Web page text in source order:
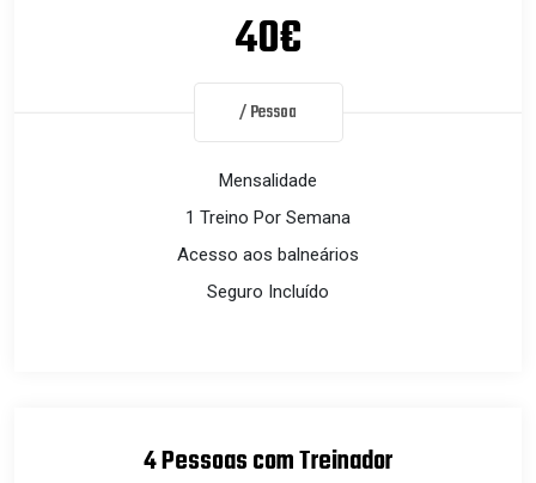
40€
/ Pessoa
Mensalidade
1 Treino Por Semana
Acesso aos balneários
Seguro Incluído
4 Pessoas com Treinador